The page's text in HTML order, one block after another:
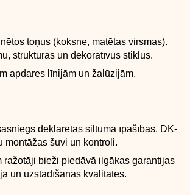
toņus (koksne, matētas virsmas).
struktūras un dekoratīvus stiklus.
apdares līnijām un žalūzijām.
deklarētās siltuma īpašības. DK-
montāžas šuvi un kontroli.
ražotāji bieži piedāvā ilgākas garantijas
un uzstādīšanas kvalitātes.